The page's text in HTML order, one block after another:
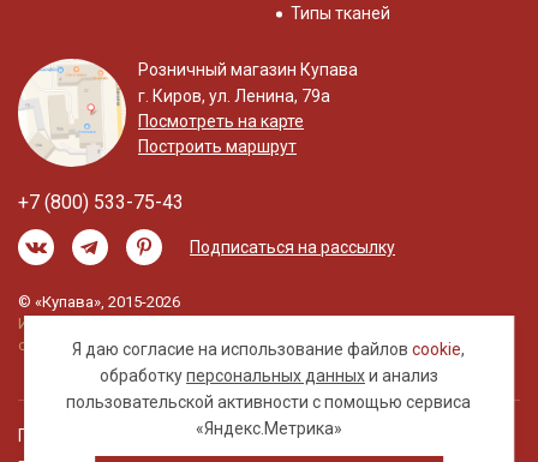
Я даю согласие на использование файловcookie,
обработкуперсональных данныхи анализ
пользовательской активности с помощью сервиса
«Яндекс.Метрика»
Типы тканей
Розничный магазин Купава
г. Киров, ул. Ленина, 79а
Посмотреть на карте
Построить маршрут
+7 (800) 533-75-43
Подписаться на рассылку
© «Купава», 2015-2026
Информация на сайте не является публичной
офертой.
Правовая информация